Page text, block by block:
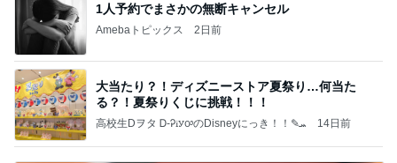
1人予約でまさかの無断キャンセル
Amebaトピックス 2日前
大当たり？！ディズニーストア夏祭り…何当た
る？！夏祭りくじに挑戦！！！
高校生Dヲタ Ꭰ-ᎮꭵꭹꭴのDisneyにっき！！✎ܚ 14日前